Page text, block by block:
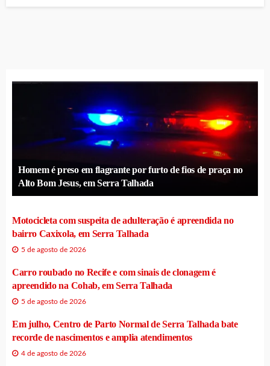
Homem é preso em flagrante por furto de fios de praça no
Alto Bom Jesus, em Serra Talhada
Motocicleta com suspeita de adulteração é apreendida no
bairro Caxixola, em Serra Talhada
5 de agosto de 2026
Carro roubado no Recife e com sinais de clonagem é
apreendido na Cohab, em Serra Talhada
5 de agosto de 2026
Em julho, Centro de Parto Normal de Serra Talhada bate
recorde de nascimentos e amplia atendimentos
4 de agosto de 2026